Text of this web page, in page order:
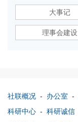
大事记
理事会建设
社联概况 - 办公室 -
科研中心 - 科研诚信